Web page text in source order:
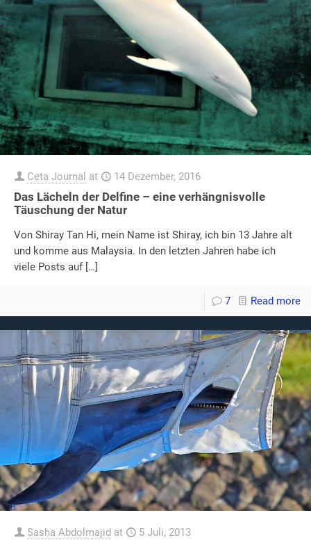
Ceta Journal at 14 Dezember, 2016
Das Lächeln der Delfine – eine verhängnisvolle
Täuschung der Natur
Von Shiray Tan Hi, mein Name ist Shiray, ich bin 13 Jahre alt
und komme aus Malaysia. In den letzten Jahren habe ich
viele Posts auf[…]
7 Read more
Sasha Abdolmajid at 5 Juli, 2013